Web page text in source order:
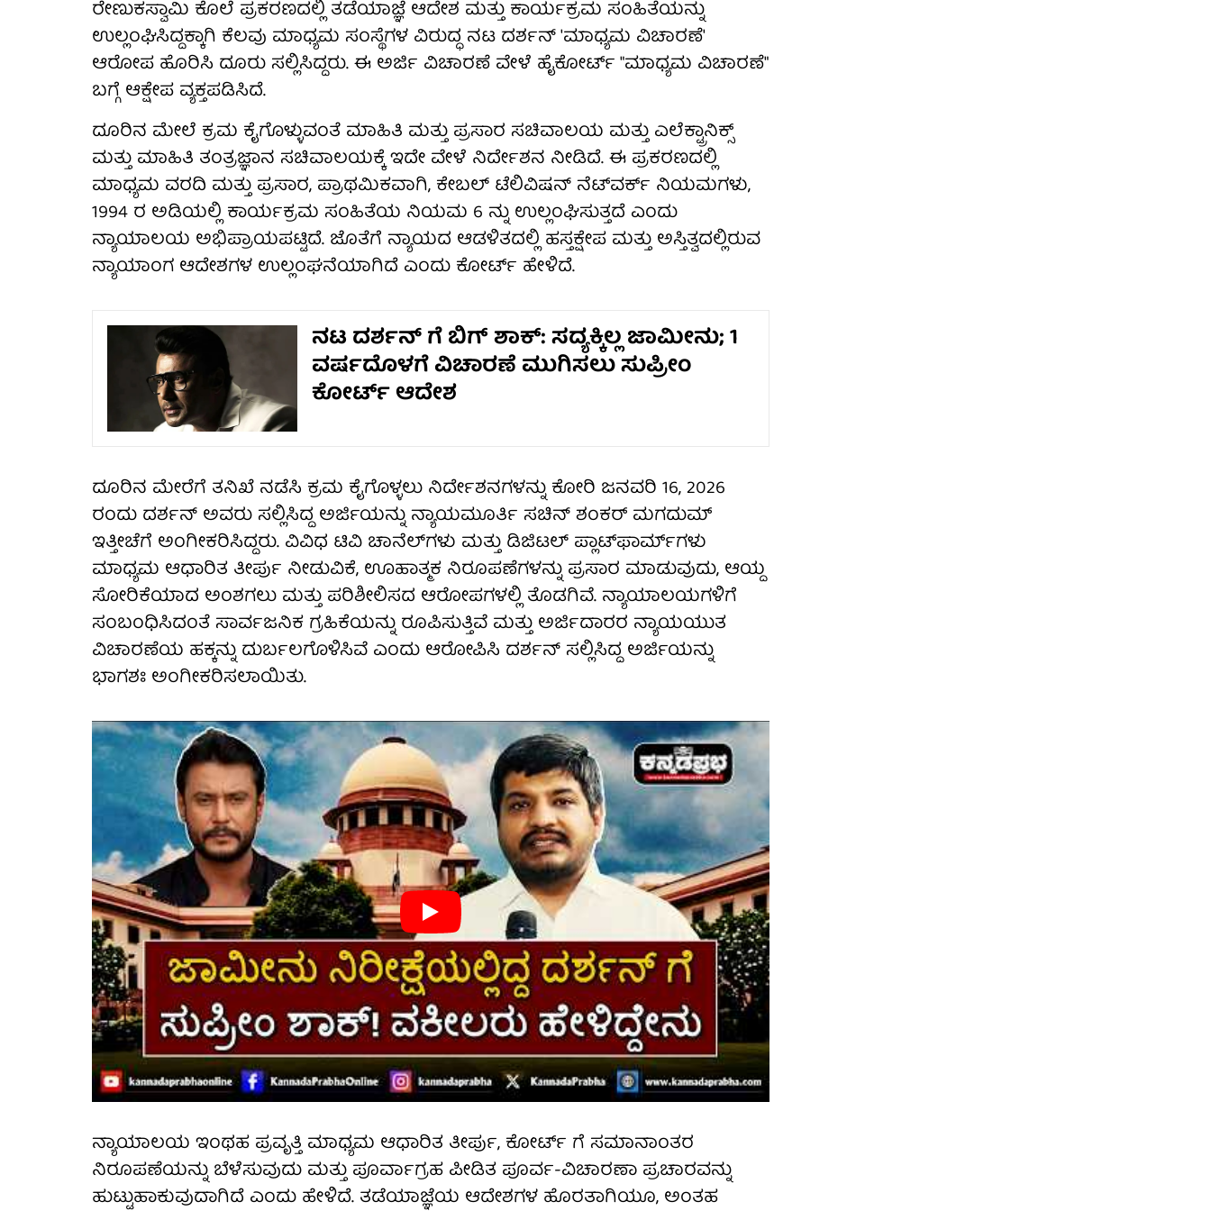
ರೇಣುಕಸ್ವಾಮಿ ಕೊಲೆ ಪ್ರಕರಣದಲ್ಲಿ ತಡೆಯಾಜ್ಞೆ ಆದೇಶ ಮತ್ತು ಕಾರ್ಯಕ್ರಮ ಸಂಹಿತೆಯನ್ನು
ಉಲ್ಲಂಘಿಸಿದ್ದಕ್ಕಾಗಿ ಕೆಲವು ಮಾಧ್ಯಮ ಸಂಸ್ಥೆಗಳ ವಿರುದ್ಧ ನಟ ದರ್ಶನ್ 'ಮಾಧ್ಯಮ ವಿಚಾರಣೆ'
ಆರೋಪ ಹೊರಿಸಿ ದೂರು ಸಲ್ಲಿಸಿದ್ದರು. ಈ ಅರ್ಜಿ ವಿಚಾರಣೆ ವೇಳೆ ಹೈಕೋರ್ಟ್ "ಮಾಧ್ಯಮ ವಿಚಾರಣೆ"
ಬಗ್ಗೆ ಆಕ್ಷೇಪ ವ್ಯಕ್ತಪಡಿಸಿದೆ.
ದೂರಿನ ಮೇಲೆ ಕ್ರಮ ಕೈಗೊಳ್ಳುವಂತೆ ಮಾಹಿತಿ ಮತ್ತು ಪ್ರಸಾರ ಸಚಿವಾಲಯ ಮತ್ತು ಎಲೆಕ್ಟ್ರಾನಿಕ್ಸ್
ಮತ್ತು ಮಾಹಿತಿ ತಂತ್ರಜ್ಞಾನ ಸಚಿವಾಲಯಕ್ಕೆ ಇದೇ ವೇಳೆ ನಿರ್ದೇಶನ ನೀಡಿದೆ. ಈ ಪ್ರಕರಣದಲ್ಲಿ
ಮಾಧ್ಯಮ ವರದಿ ಮತ್ತು ಪ್ರಸಾರ, ಪ್ರಾಥಮಿಕವಾಗಿ, ಕೇಬಲ್ ಟೆಲಿವಿಷನ್ ನೆಟ್‌ವರ್ಕ್ ನಿಯಮಗಳು,
1994 ರ ಅಡಿಯಲ್ಲಿ ಕಾರ್ಯಕ್ರಮ ಸಂಹಿತೆಯ ನಿಯಮ 6 ನ್ನು ಉಲ್ಲಂಘಿಸುತ್ತದೆ ಎಂದು
ನ್ಯಾಯಾಲಯ ಅಭಿಪ್ರಾಯಪಟ್ಟಿದೆ. ಜೊತೆಗೆ ನ್ಯಾಯದ ಆಡಳಿತದಲ್ಲಿ ಹಸ್ತಕ್ಷೇಪ ಮತ್ತು ಅಸ್ತಿತ್ವದಲ್ಲಿರುವ
ನ್ಯಾಯಾಂಗ ಆದೇಶಗಳ ಉಲ್ಲಂಘನೆಯಾಗಿದೆ ಎಂದು ಕೋರ್ಟ್ ಹೇಳಿದೆ.
ನಟ ದರ್ಶನ್ ಗೆ ಬಿಗ್ ಶಾಕ್: ಸದ್ಯಕ್ಕಿಲ್ಲ ಜಾಮೀನು; 1
ವರ್ಷದೊಳಗೆ ವಿಚಾರಣೆ ಮುಗಿಸಲು ಸುಪ್ರೀಂ
ಕೋರ್ಟ್ ಆದೇಶ
ದೂರಿನ ಮೇರೆಗೆ ತನಿಖೆ ನಡೆಸಿ ಕ್ರಮ ಕೈಗೊಳ್ಳಲು ನಿರ್ದೇಶನಗಳನ್ನು ಕೋರಿ ಜನವರಿ 16, 2026
ರಂದು ದರ್ಶನ್ ಅವರು ಸಲ್ಲಿಸಿದ್ದ ಅರ್ಜಿಯನ್ನು ನ್ಯಾಯಮೂರ್ತಿ ಸಚಿನ್ ಶಂಕರ್ ಮಗದುಮ್
ಇತ್ತೀಚೆಗೆ ಅಂಗೀಕರಿಸಿದ್ದರು. ವಿವಿಧ ಟಿವಿ ಚಾನೆಲ್‌ಗಳು ಮತ್ತು ಡಿಜಿಟಲ್ ಪ್ಲಾಟ್‌ಫಾರ್ಮ್‌ಗಳು
ಮಾಧ್ಯಮ ಆಧಾರಿತ ತೀರ್ಪು ನೀಡುವಿಕೆ, ಊಹಾತ್ಮಕ ನಿರೂಪಣೆಗಳನ್ನು ಪ್ರಸಾರ ಮಾಡುವುದು, ಆಯ್ದ
ಸೋರಿಕೆಯಾದ ಅಂಶಗಲು ಮತ್ತು ಪರಿಶೀಲಿಸದ ಆರೋಪಗಳಲ್ಲಿ ತೊಡಗಿವೆ. ನ್ಯಾಯಾಲಯಗಳಿಗೆ
ಸಂಬಂಧಿಸಿದಂತೆ ಸಾರ್ವಜನಿಕ ಗ್ರಹಿಕೆಯನ್ನು ರೂಪಿಸುತ್ತಿವೆ ಮತ್ತು ಅರ್ಜಿದಾರರ ನ್ಯಾಯಯುತ
ವಿಚಾರಣೆಯ ಹಕ್ಕನ್ನು ದುರ್ಬಲಗೊಳಿಸಿವೆ ಎಂದು ಆರೋಪಿಸಿ ದರ್ಶನ್ ಸಲ್ಲಿಸಿದ್ದ ಅರ್ಜಿಯನ್ನು
ಭಾಗಶಃ ಅಂಗೀಕರಿಸಲಾಯಿತು.
ನ್ಯಾಯಾಲಯ ಇಂಥಹ ಪ್ರವೃತ್ತಿ ಮಾಧ್ಯಮ ಆಧಾರಿತ ತೀರ್ಪು, ಕೋರ್ಟ್ ಗೆ ಸಮಾನಾಂತರ
ನಿರೂಪಣೆಯನ್ನು ಬೆಳೆಸುವುದು ಮತ್ತು ಪೂರ್ವಾಗ್ರಹ ಪೀಡಿತ ಪೂರ್ವ-ವಿಚಾರಣಾ ಪ್ರಚಾರವನ್ನು
ಹುಟ್ಟುಹಾಕುವುದಾಗಿದೆ ಎಂದು ಹೇಳಿದೆ. ತಡೆಯಾಜ್ಞೆಯ ಆದೇಶಗಳ ಹೊರತಾಗಿಯೂ, ಅಂತಹ